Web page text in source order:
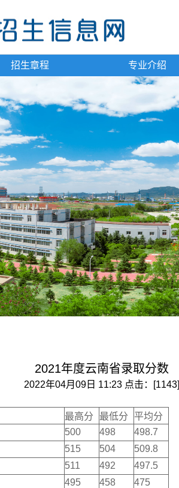
招生章程 专业介绍
2021年度云南省录取分数
2022年04月09日 11:23 点击：[1143]
最高分 最低分
平均分
500 498
498.7
515 504
509.8
511 492
497.5
495 458
475